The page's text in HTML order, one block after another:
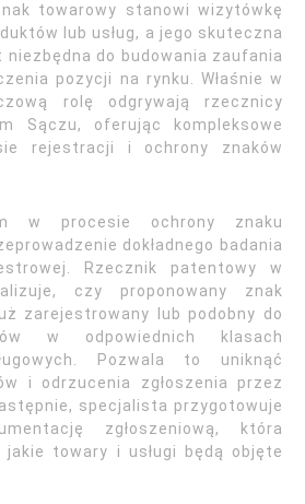
towarowy stanowi wizytówkę
lub usług, a jego skuteczna
do budowania zaufania
pozycji na rynku. Właśnie w
rolę odgrywają rzecznicy
Sączu, oferując kompleksowe
rejestracji i ochrony znaków
w procesie ochrony znaku
dokładnego badania
Rzecznik patentowy w
czy proponowany znak
zarejestrowany lub podobny do
w odpowiednich klasach
Pozwala to uniknąć
i odrzucenia zgłoszenia przez
specjalista przygotowuje
zgłoszeniową, która
jakie towary i usługi będą objęte